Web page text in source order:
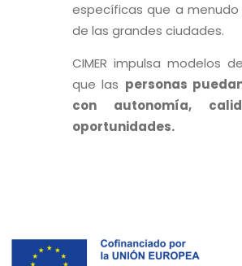
específicas que a
de las grandes ciudades.
CIMER impulsa modelos
que las personas
con autonomía,
oportunidades.